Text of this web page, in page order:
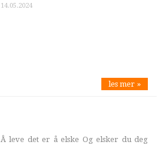
14.05.2024
les mer »
Å leve det er å elske Og elsker du deg